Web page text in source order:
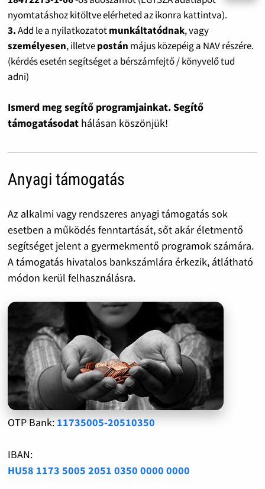
nyomtatáshoz kitöltve elérheted az ikonra kattintva).
3.Add le a nyilatkozatotmunkáltatódnak, vagy
személyesen, illetvepostán május közepéig a NAV részére.
(kérdés esetén segítséget a bérszámfejtő / könyvelő tud
adni)
Ismerd meg segítő programjainkat. Segítő
támogatásodat hálásan köszönjük!
Anyagi támogatás
Az alkalmi vagy rendszeres anyagi támogatás sok
esetben a működés fenntartását, sőt akár életmentő
segítséget jelent a gyermekmentő programok számára.
A támogatás hivatalos bankszámlára érkezik, átlátható
módon kerül felhasználásra.
OTP Bank: 11735005-20510350
IBAN:
HU58 1173 5005 2051 0350 0000 0000